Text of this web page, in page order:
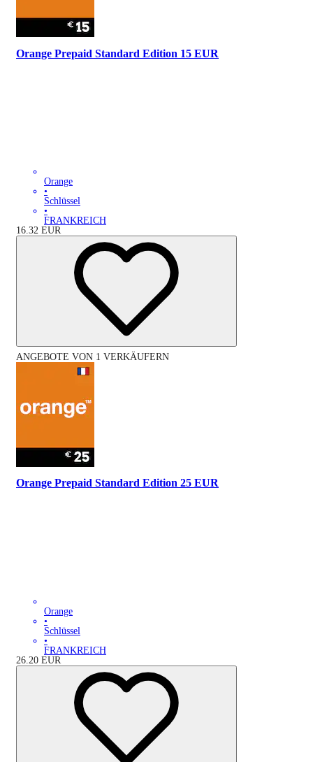
Orange Prepaid Standard Edition 15 EUR
Orange
•
Schlüssel
•
FRANKREICH
16.32 EUR
ANGEBOTE VON 1 VERKÄUFERN
Orange Prepaid Standard Edition 25 EUR
Orange
•
Schlüssel
•
FRANKREICH
26.20 EUR